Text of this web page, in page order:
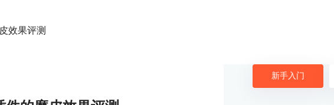
效果评测
新手入门